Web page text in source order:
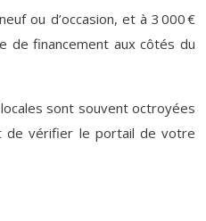
ou d’occasion, et à 3 000 €
de financement aux côtés du
locales sont souvent octroyées
de vérifier le portail de votre